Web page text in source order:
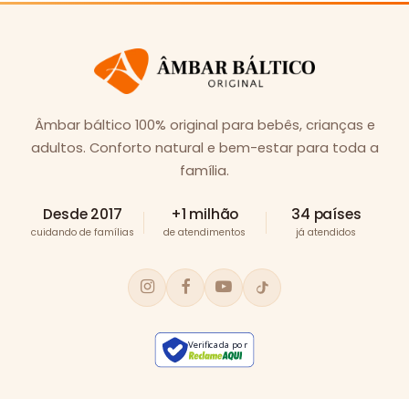
Âmbar báltico 100% original para bebês, crianças e
adultos. Conforto natural e bem-estar para toda a
família.
Desde 2017
cuidando de famílias
+1 milhão
de atendimentos
34 países
já atendidos
Verificada por